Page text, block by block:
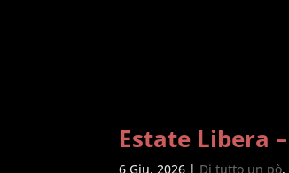
Estate Libera
6 Giu, 2026 | Di tutto un pò,